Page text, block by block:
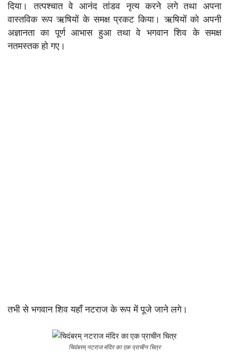
दिया। तत्पश्चात वे आनंद तांडव नृत्य करने लगे तथा अपना
वास्तविक रूप ऋषियों के समक्ष प्रकट किया। ऋषियों को अपनी
अज्ञानता का पूर्ण आभास हुआ तथा वे भगवान शिव के समक्ष
नतमस्तक हो गए।
तभी से भगवान शिव यहाँ नटराज के रूप में पूजे जाने लगे।
चिदंबरम् नटराज मंदिर का एक प्राचीन चित्र